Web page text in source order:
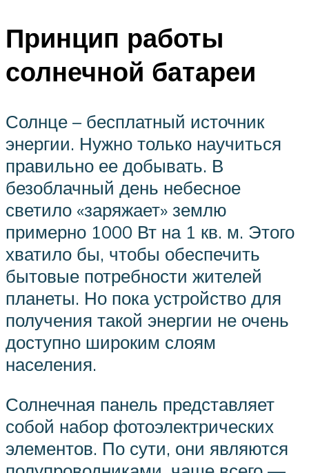
Принцип работы
солнечной батареи
Солнце – бесплатный источник
энергии. Нужно только научиться
правильно ее добывать. В
безоблачный день небесное
светило «заряжает» землю
примерно 1000 Вт на 1 кв. м. Этого
хватило бы, чтобы обеспечить
бытовые потребности жителей
планеты. Но пока устройство для
получения такой энергии не очень
доступно широким слоям
населения.
Солнечная панель представляет
собой набор фотоэлектрических
элементов. По сути, они являются